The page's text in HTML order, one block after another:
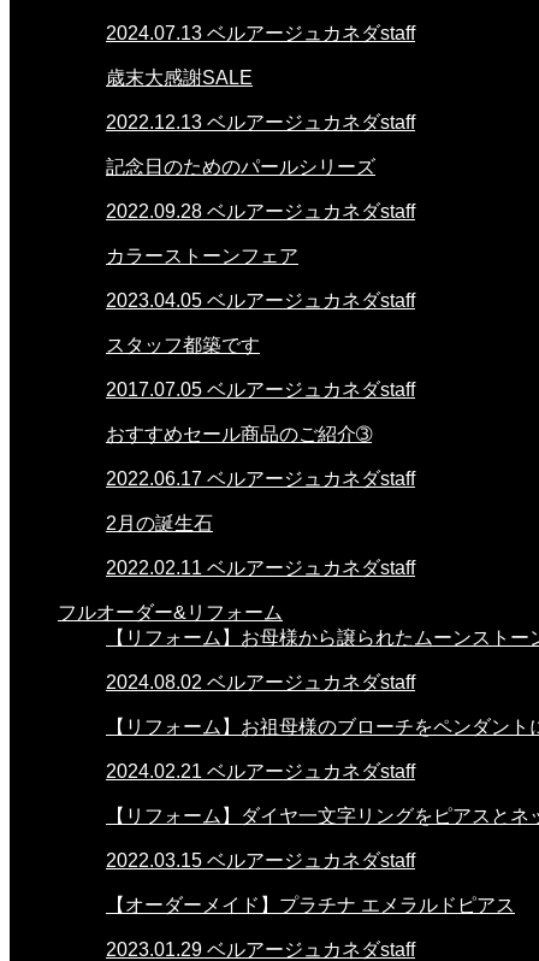
2024.07.13 ベルアージュカネダstaff
歳末大感謝SALE
2022.12.13 ベルアージュカネダstaff
記念日のためのパールシリーズ
2022.09.28 ベルアージュカネダstaff
カラーストーンフェア
2023.04.05 ベルアージュカネダstaff
スタッフ都築です
2017.07.05 ベルアージュカネダstaff
おすすめセール商品のご紹介➂
2022.06.17 ベルアージュカネダstaff
2月の誕生石
2022.02.11 ベルアージュカネダstaff
フルオーダー&リフォーム
【リフォーム】お母様から譲られたムーンスト
2024.08.02 ベルアージュカネダstaff
【リフォーム】お祖母様のブローチをペンダント
2024.02.21 ベルアージュカネダstaff
【リフォーム】ダイヤ一文字リングをピアスとネ
2022.03.15 ベルアージュカネダstaff
【オーダーメイド】プラチナ エメラルドピアス
2023.01.29 ベルアージュカネダstaff